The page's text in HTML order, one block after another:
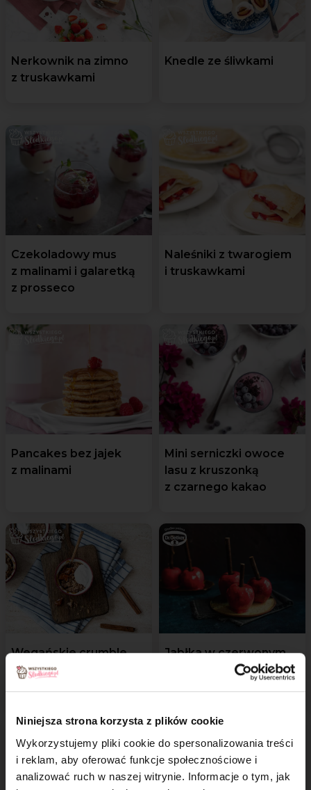
Niniejsza strona korzysta z plików cookie
Wykorzystujemy pliki cookie do spersonalizowania treści
i reklam, aby oferować funkcje społecznościowe i
analizować ruch w naszej witrynie. Informacje o tym, jak
Nerkownik na zimno
z truskawkami
Knedle ze śliwkami
Czekoladowy mus
z malinami i galaretką
z prosseco
Naleśniki z twarogiem
i truskawkami
Pancakes bez jajek
z malinami
Mini serniczki owoce
lasu z kruszonką
z czarnego kakao
Wegańskie crumble
z jabłkami
Jabłka w czerwonym